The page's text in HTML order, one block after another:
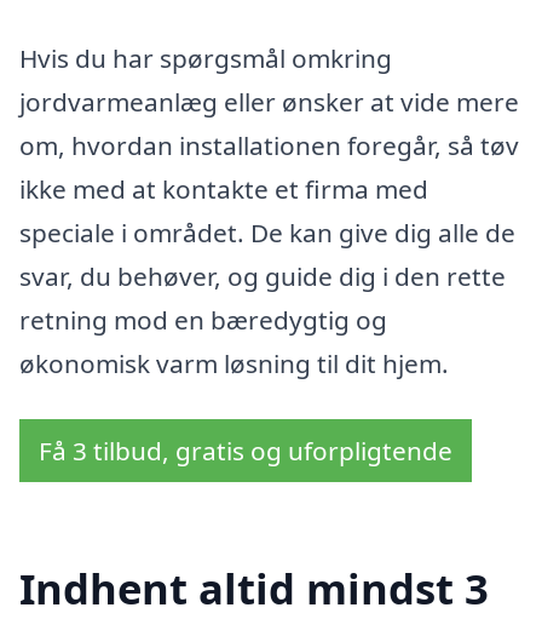
Hvis du har spørgsmål omkring
jordvarmeanlæg eller ønsker at vide mere
om, hvordan installationen foregår, så tøv
ikke med at kontakte et firma med
speciale i området. De kan give dig alle de
svar, du behøver, og guide dig i den rette
retning mod en bæredygtig og
økonomisk varm løsning til dit hjem.
Få 3 tilbud, gratis og uforpligtende
Indhent altid mindst 3